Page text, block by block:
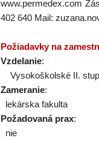
www.permedex.com
402 640 Mail:
Požiadavky na
Vzdelanie:
Vysokoškolské II.
Zameranie:
lekárska fakulta
Požadovaná prax:
nie